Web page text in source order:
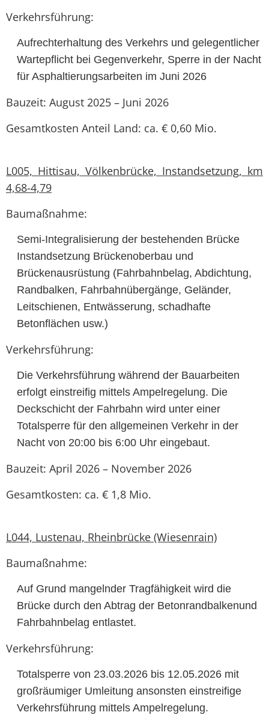
Verkehrsführung:
Aufrechterhaltung des Verkehrs und gelegentlicher
Wartepflicht bei Gegenverkehr, Sperre in der Nacht
für Asphaltierungsarbeiten im Juni 2026
Bauzeit: August 2025 – Juni 2026
Gesamtkosten Anteil Land: ca. € 0,60 Mio.
L005, Hittisau, Völkenbrücke, Instandsetzung, km
4,68-4,79
Baumaßnahme:
Semi-Integralisierung der bestehenden Brücke
Instandsetzung Brückenoberbau und
Brückenausrüstung (Fahrbahnbelag, Abdichtung,
Randbalken, Fahrbahnübergänge, Geländer,
Leitschienen, Entwässerung, schadhafte
Betonflächen usw.)
Verkehrsführung:
Die Verkehrsführung während der Bauarbeiten
erfolgt einstreifig mittels Ampelregelung. Die
Deckschicht der Fahrbahn wird unter einer
Totalsperre für den allgemeinen Verkehr in der
Nacht von 20:00 bis 6:00 Uhr eingebaut.
Bauzeit: April 2026 – November 2026
Gesamtkosten: ca. € 1,8 Mio.
L044, Lustenau, Rheinbrücke (Wiesenrain)
Baumaßnahme:
Auf Grund mangelnder Tragfähigkeit wird die
Brücke durch den Abtrag der Betonrandbalkenund
Fahrbahnbelag entlastet.
Verkehrsführung:
Totalsperre von 23.03.2026 bis 12.05.2026 mit
großräumiger Umleitung ansonsten einstreifige
Verkehrsführung mittels Ampelregelung.